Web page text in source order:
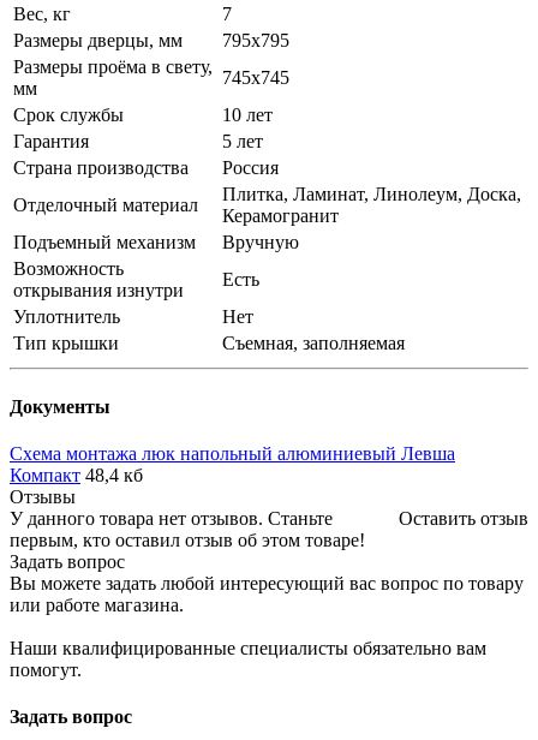
Вес, кг
7
Размеры дверцы, мм
795x795
Размеры проёма в свету,
мм
745x745
Срок службы
10 лет
Гарантия
5 лет
Страна производства
Россия
Отделочный материал
Плитка, Ламинат, Линолеум, Доска,
Керамогранит
Подъемный механизм
Вручную
Возможность
открывания изнутри
Есть
Уплотнитель
Нет
Тип крышки
Cъемная, заполняемая
Документы
Схема монтажа люк напольный алюминиевый Левша
Компакт 48,4 кб
Отзывы
Оставить отзыв
У данного товара нет отзывов. Станьте
первым, кто оставил отзыв об этом товаре!
Задать вопрос
Вы можете задать любой интересующий вас вопрос по товару
или работе магазина.
Наши квалифицированные специалисты обязательно вам
помогут.
Задать вопрос